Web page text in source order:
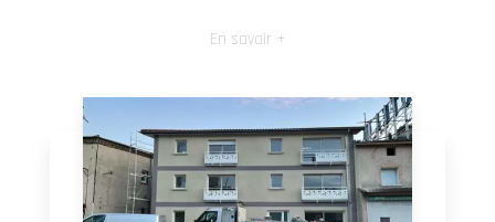
En savoir +